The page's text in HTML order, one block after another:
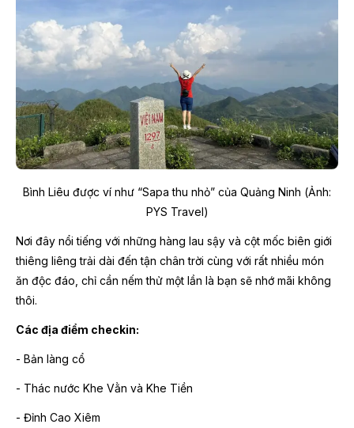
Bình Liêu được ví như “Sapa thu nhỏ” của Quảng Ninh (Ảnh:
PYS Travel)
Nơi đây nổi tiếng với những hàng lau sậy và cột mốc biên giới
thiêng liêng trải dài đến tận chân trời cùng với rất nhiều món
ăn độc đáo, chỉ cần nếm thử một lần là bạn sẽ nhớ mãi không
thôi.
Các địa điểm checkin:
- Bản làng cổ
- Thác nước Khe Vằn và Khe Tiền
- Đỉnh Cao Xiêm